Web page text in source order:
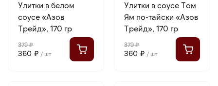
Улитки в белом
соусе «Азов
Трейд», 170 гр
379 ₽
360 ₽ / шт
Улитки в соусе Том
Ям по-тайски «Азов
Трейд», 170 гр
379 ₽
360 ₽ / шт